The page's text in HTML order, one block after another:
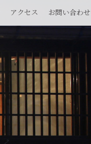
アクセス お問い合わせ